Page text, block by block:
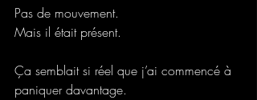
Pas de mouvement.
Mais il était présent.
Ça semblait si réel que j’ai commencé à
paniquer davantage.